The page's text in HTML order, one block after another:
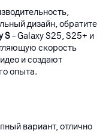
дизайн, обратите
S– Galaxy S25, S25+ и
скорость
и создают
опыта.
вариант, отлично